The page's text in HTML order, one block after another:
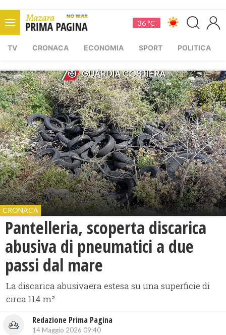
36 °C
TV CRONACA ECONOMIA SPORT POLITICA
CRONACA
Pantelleria, scoperta discarica
abusiva di pneumatici a due
passi dal mare
La discarica abusivaera estesa su una superficie di
circa 114 m²
Redazione Prima Pagina
14 Maggio 2026 09:40